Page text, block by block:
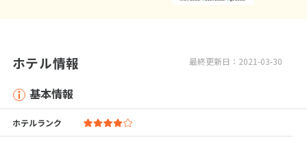
最終更新日：2021-03-30
ホテル情報
基本情報
ホテルランク